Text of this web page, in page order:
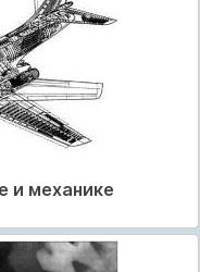
и механике